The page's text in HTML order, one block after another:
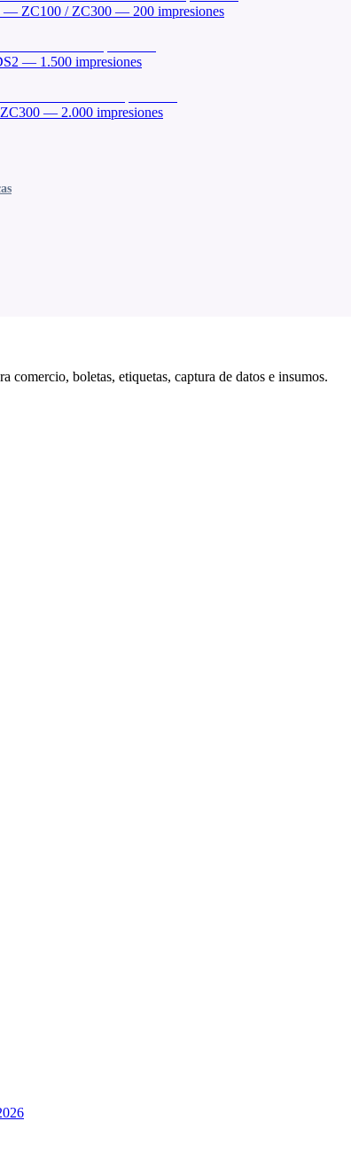
ZC100 / ZC300 — 200 impresiones
— 1.500 impresiones
— 2.000 impresiones
comercio, boletas, etiquetas, captura de datos e insumos.